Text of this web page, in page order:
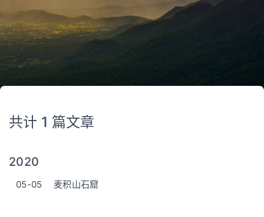
共计 1 篇文章
2020
05-05 麦积山石窟